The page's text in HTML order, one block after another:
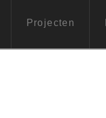
Projecten